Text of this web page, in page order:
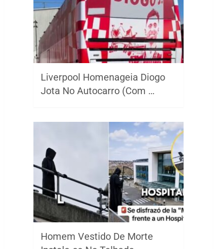
Liverpool Homenageia Diogo
Jota No Autocarro (Com …
Homem Vestido De Morte